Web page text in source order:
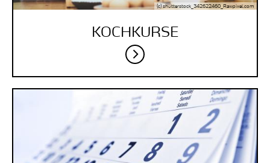
(c) shutterstock_342622460_Rawpixel.com
KOCHKURSE